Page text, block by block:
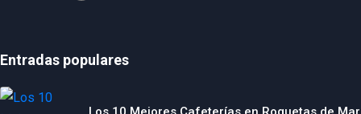
Entradas populares